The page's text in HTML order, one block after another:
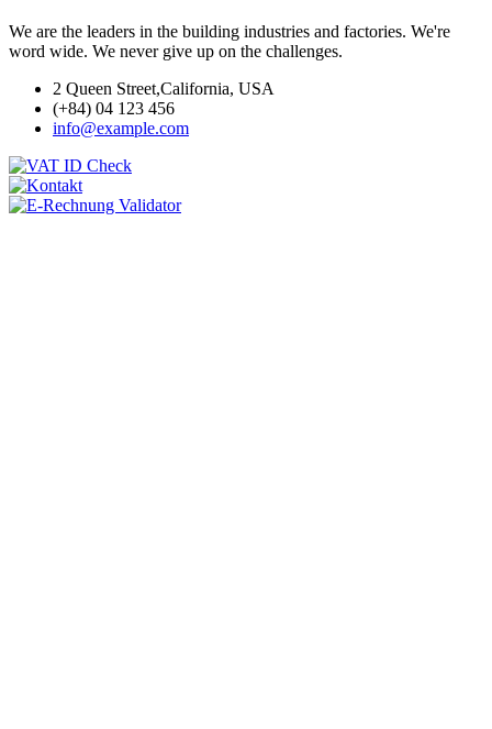
We are the leaders in the building industries and factories. We're
word wide. We never give up on the challenges.
2 Queen Street,California, USA
(+84) 04 123 456
info@example.com